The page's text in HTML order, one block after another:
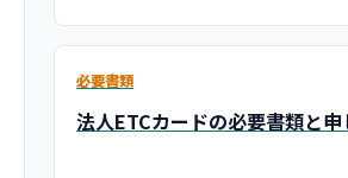
必要書類
法人ETCカードの必要書類と